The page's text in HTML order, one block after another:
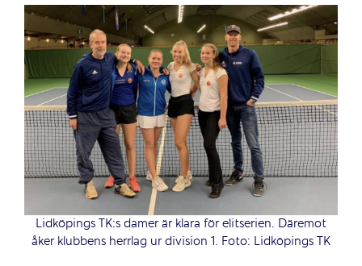
Lidköpings TK:s damer är klara för elitserien. Däremot
åker klubbens herrlag ur division 1. Foto: Lidköpings TK